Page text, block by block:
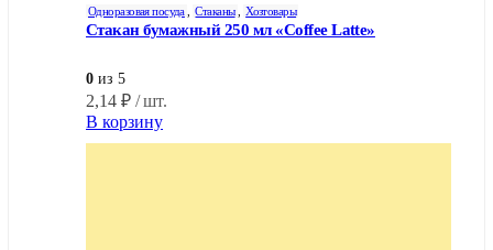
Одноразовая посуда Стаканы Хозтовары
Стакан бумажный 250 мл «Coffee Latte»
0 из 5
2,14 ₽ / шт.
В корзину